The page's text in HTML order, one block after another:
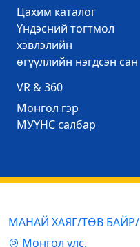
Цахим каталог
Үндэсний тогтмол
хэвлэлийн
өгүүллийн нэгдсэн сан
VR & 360
Mонгол гэр
МУҮНС салбар
МАНАЙ ХАЯГ/ТӨВ БАЙР/
Mонгол улс,